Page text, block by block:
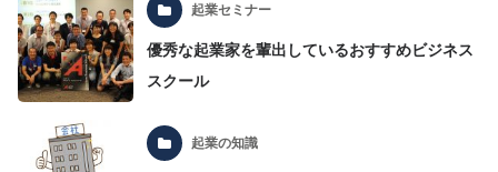
起業セミナー
優秀な起業家を輩出しているおすすめビジネス
スクール
起業の知識